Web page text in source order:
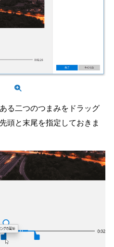
る二つのつまみをドラッグ
頭と末尾を指定しておきま